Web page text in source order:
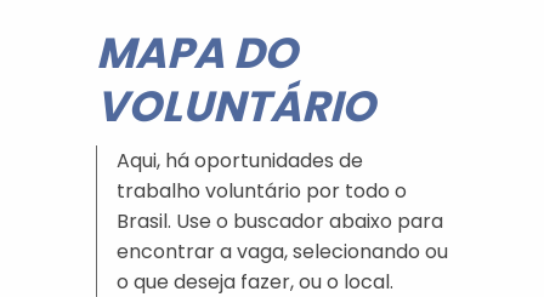
MAPA DO
VOLUNTÁRIO
Aqui, há oportunidades de
trabalho voluntário por todo o
Brasil. Use o buscador abaixo para
encontrar a vaga, selecionando ou
o que deseja fazer, ou o local.